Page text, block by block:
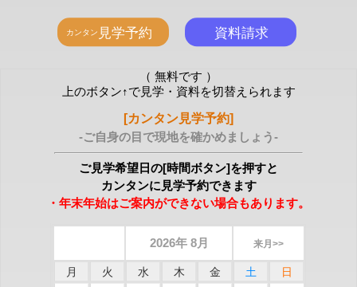
（ 無料です ）
上のボタン↑で見学・資料を切替えられます
[カンタン見学予約]
-ご自身の目で現地を確かめましょう-
ご見学希望日の[時間ボタン]を押すと
カンタンに見学予約できます
・年末年始はご案内ができない場合もあります。
2026年 8月 来月>>
月 火 水 木 金 土
日